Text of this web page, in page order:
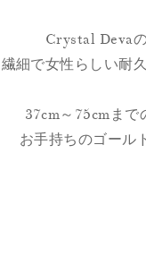
Crystal Deva
繊細で女性らしい耐
37cm～75cmま
お手持ちのゴール